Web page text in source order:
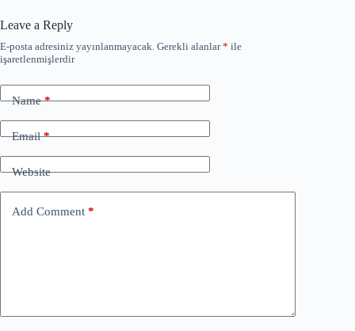
Leave a Reply
E-posta adresiniz yayınlanmayacak. Gerekli alanlar* ile
işaretlenmişlerdir
Name*
Email*
Website
Add Comment *